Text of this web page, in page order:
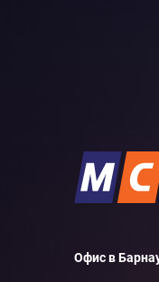
Офис в